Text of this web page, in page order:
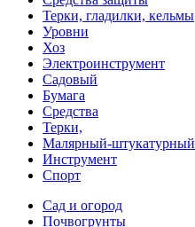
Терки, гладилки, кельмы
Уровни
Хоз
Электроинструмент
Садовый
Бумага
Средства
Терки,
Малярный-штукатурный
Инструмент
Спорт
Сад и огород
Почвогрунты